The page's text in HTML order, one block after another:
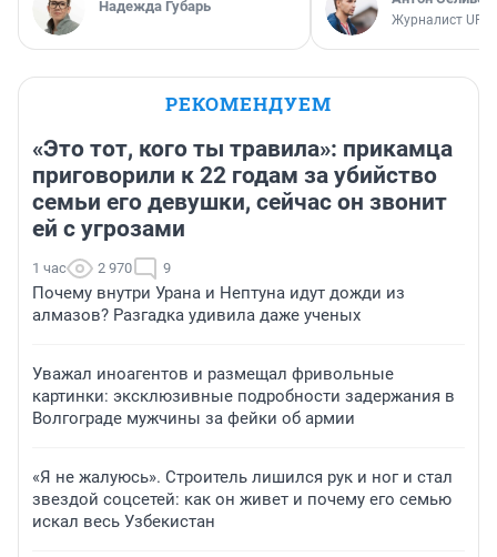
Надежда Губарь
Журналист
РЕКОМЕНДУЕМ
«Это тот, кого ты травила»: прикамца
приговорили к 22 годам за убийство
семьи его девушки, сейчас он звонит
ей с угрозами
1 час 2 970 9
Почему внутри Урана и Нептуна идут дожди из
алмазов? Разгадка удивила даже ученых
Уважал иноагентов и размещал фривольные
картинки: эксклюзивные подробности задержания в
Волгограде мужчины за фейки об армии
«Я не жалуюсь». Строитель лишился рук и ног и стал
звездой соцсетей: как он живет и почему его семью
искал весь Узбекистан